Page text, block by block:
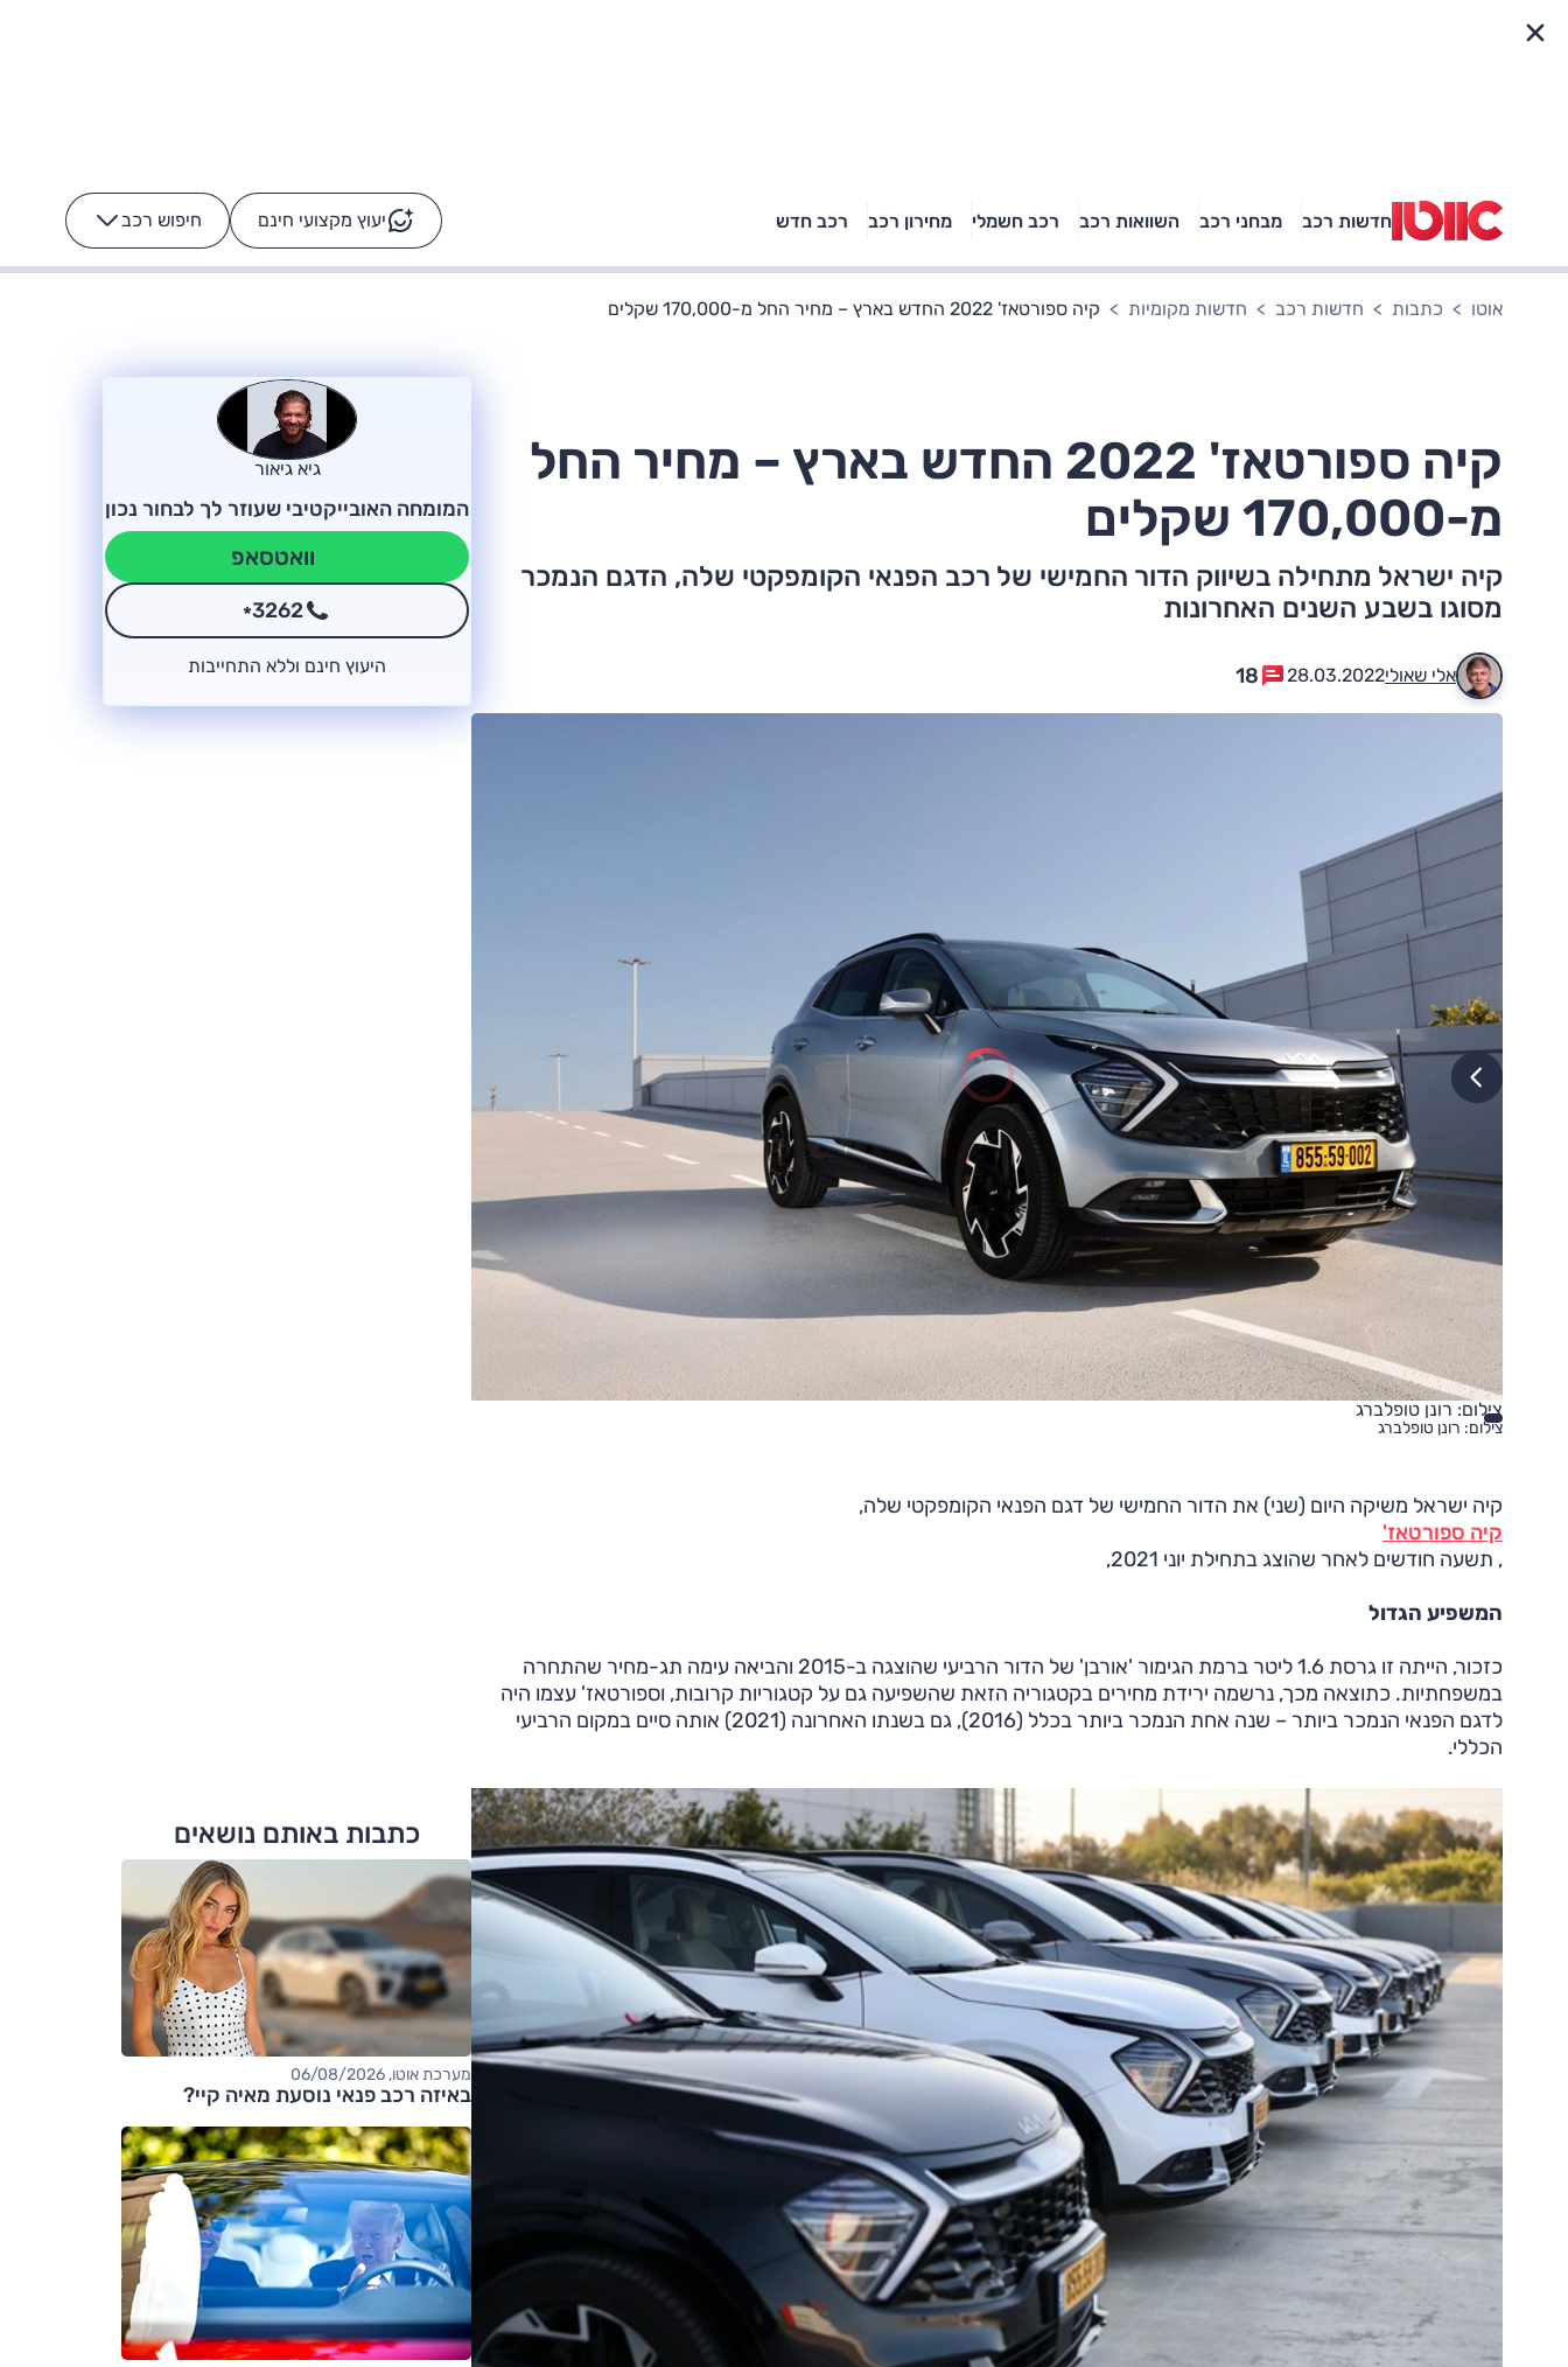
חדשות רכב מבחני רכב השוואות רכב רכב חשמלי מחירון רכב רכב חדש יעוץ מקצועי חינם חיפוש רכב -
באיזה רכב פנאי נוסעת
טויוטה ראב 4, קיה
ספורטאז' לונג ויונדאי
הנייר ועל הכביש
רכבי הסלבס: על מה נוסע
הרכב לא מתקלקל. המסך
כן
אוטו כתבות חדשות רכב חדשות מקומיות קיה ספורטאז' 2022 החדש בארץ – מחיר החל מ-170,000 שקלים
קיה ספורטאז' 2022 החדש בארץ – מחיר החל
מ-170,000 שקלים
קיה ישראל מתחילה בשיווק הדור החמישי של רכב הפנאי הקומפקטי שלה, הדגם הנמכר
מסוגו בשבע השנים האחרונות
אלי שאולי28.03.2022
18
צילום: רונן טופלברג
צילום: רונן טופלברג
קיה ישראל משיקה היום (שני) את הדור החמישי של דגם הפנאי הקומפקטי שלה,
קיה ספורטאז'
, תשעה חודשים לאחר שהוצג בתחילת יוני 2021,
המשפיע הגדול
כזכור, הייתה זו גרסת 1.6 ליטר ברמת הגימור 'אורבן' של הדור הרביעי שהוצגה ב-2015 והביאה עימה תג-מחיר שהתחרה
במשפחתיות. כתוצאה מכך, נרשמה ירידת מחירים בקטגוריה הזאת שהשפיעה גם על קטגוריות קרובות, וספורטאז' עצמו היה
לדגם הפנאי הנמכר ביותר – שנה אחת הנמכר ביותר בכלל (2016), גם בשנתו האחרונה (2021) אותה סיים במקום הרביעי
הכללי.
גיא גיאור
המומחה האובייקטיבי שעוזר לך לבחור נכון
וואטסאפ
*3262
היעוץ חינם וללא התחייבות
כתבות באותם נושאים
מערכת אוטו, 06/08/2026
באיזה רכב פנאי נוסעת מאיה קיי?